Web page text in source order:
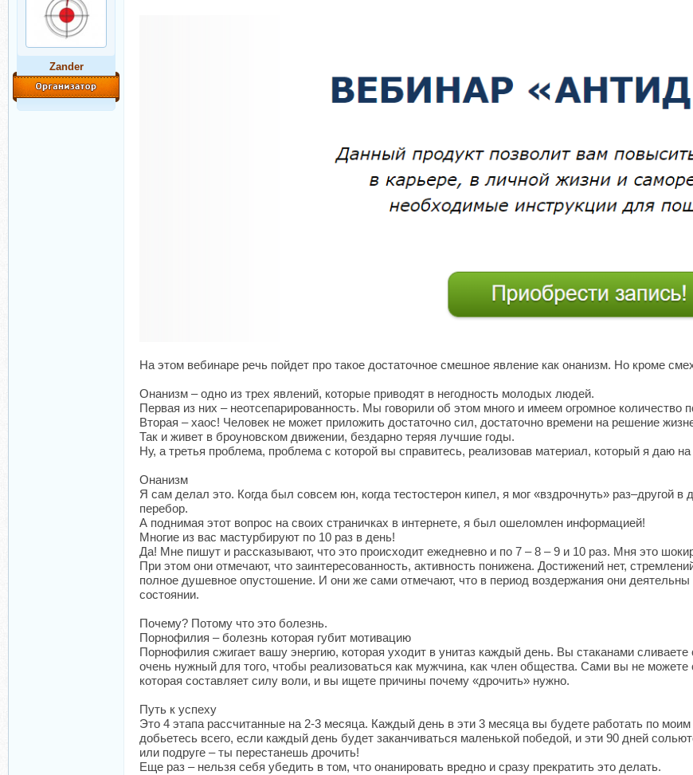
Zander
На этом вебинаре речь пойдет про такое достаточное смешное явление как онанизм. Но кроме
Онанизм – одно из трех явлений, которые приводят в негодность молодых людей.
Первая из них – неотсепарированность. Мы говорили об этом много и имеем огромное
Вторая – хаос! Человек не может приложить достаточно сил, достаточно времени на решение
Так и живет в броуновском движении, бездарно теряя лучшие годы.
Ну, а третья проблема, проблема с которой вы справитесь, реализовав материал, который я даю
Онанизм
Я сам делал это. Когда был совсем юн, когда тестостерон кипел, я мог «вздрочнуть» раз–другой
перебор.
А поднимая этот вопрос на своих страничках в интернете, я был ошеломлен информацией!
Многие из вас мастурбируют по 10 раз в день!
Да! Мне пишут и рассказывают, что это происходит ежедневно и по 7 – 8 – 9 и 10 раз. Мня это
При этом они отмечают, что заинтересованность, активность понижена. Достижений нет,
полное душевное опустошение. И они же сами отмечают, что в период воздержания они деятельны
состоянии.
Почему? Потому что это болезнь.
Порнофилия – болезнь которая губит мотивацию
Порнофилия сжигает вашу энергию, которая уходит в унитаз каждый день. Вы стаканами
очень нужный для того, чтобы реализоваться как мужчина, как член общества. Сами вы не можете
которая составляет силу воли, и вы ищете причины почему «дрочить» нужно.
Путь к успеху
Это 4 этапа рассчитанные на 2-3 месяца. Каждый день в эти 3 месяца вы будете работать по
добьетесь всего, если каждый день будет заканчиваться маленькой победой, и эти 90 дней
или подруге – ты перестанешь дрочить!
Еще раз – нельзя себя убедить в том, что онанировать вредно и сразу прекратить это делать.